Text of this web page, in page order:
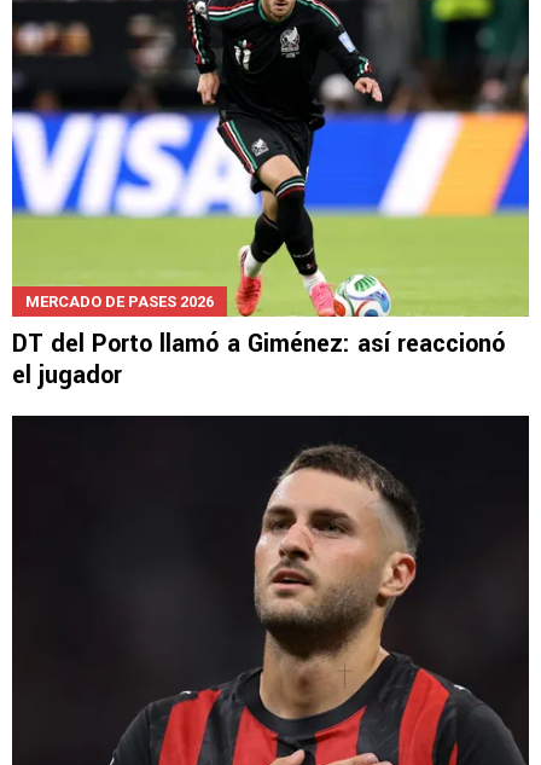
MERCADO DE PASES 2026
DT del Porto llamó a Giménez: así reaccionó
el jugador